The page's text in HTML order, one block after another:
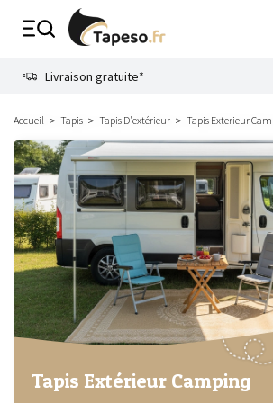
Livraison gratuite*
Accueil Tapis Tapis D'extérieur Tapis Exterieur
Tapis Extérieur Camping